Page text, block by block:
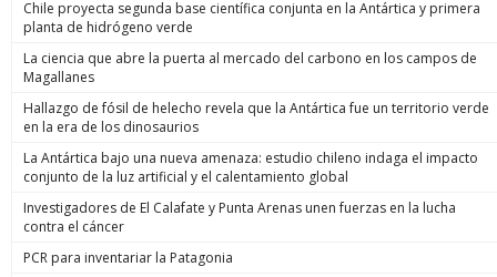
Chile proyecta segunda base científica conjunta en la Antártica y primera
planta de hidrógeno verde
La ciencia que abre la puerta al mercado del carbono en los campos de
Magallanes
Hallazgo de fósil de helecho revela que la Antártica fue un territorio verde
en la era de los dinosaurios
La Antártica bajo una nueva amenaza: estudio chileno indaga el impacto
conjunto de la luz artificial y el calentamiento global
Investigadores de El Calafate y Punta Arenas unen fuerzas en la lucha
contra el cáncer
PCR para inventariar la Patagonia